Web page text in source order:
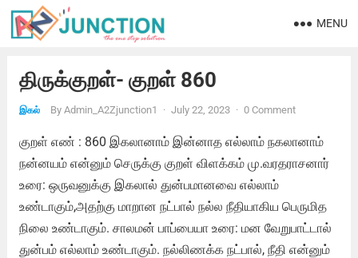
MENU
திருக்குறள்- குறள் 860
இகல் By Admin_A2Zjunction1 · July 22, 2023 · 0 Comment
குறள் எண் : 860 இகலானாம் இன்னாத எல்லாம் நகலானாம்
நன்னயம் என்னும் செருக்கு குறள் விளக்கம் மு.வரதராசனார்
உரை: ஒருவனுக்கு இகலால் துன்பமானவை எல்லாம்
உண்டாகும்,அதற்கு மாறான நட்பால் நல்ல நீதியாகிய பெருமித
நிலை உண்டாகும். சாலமன் பாப்பையா உரை: மன வேறுபாட்டால்
துன்பம் எல்லாம் உண்டாகும். நல்லிணக்க நட்பால், நீதி என்னும்